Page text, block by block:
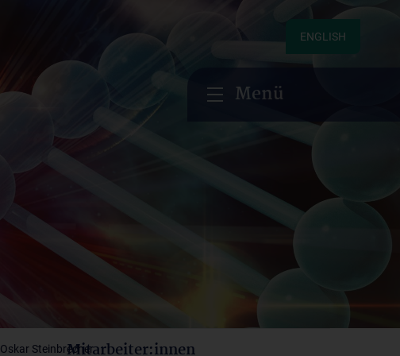
ENGLISH
Menü
Oskar SteinbrecherMitarbeiter:innen